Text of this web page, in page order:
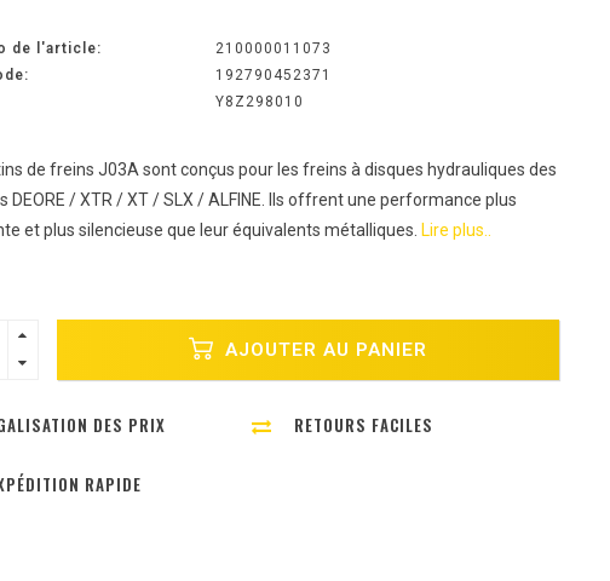
de l'article:
210000011073
192790452371
Y8Z298010
de freins J03A sont conçus pour les freins à disques hydrauliques des
DEORE / XTR / XT / SLX / ALFINE. Ils offrent une performance plus
et plus silencieuse que leur équivalents métalliques. Lire plus..
AJOUTER AU PANIER
DES PRIX RETOURS FACILES
RAPIDE